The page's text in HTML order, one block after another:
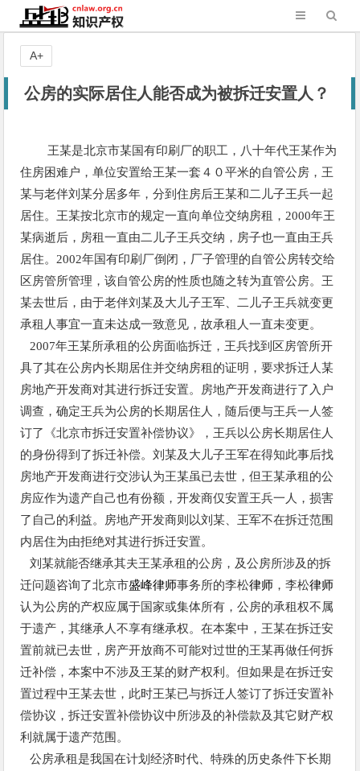
公房的实际居住人能否成为被拆迁安置人？
王某是北京市某国有印刷厂的职工，八十年代王某作为
住房困难户，单位安置给王某一套４０平米的自管公房，王
某与老伴刘某分居多年，分到住房后王某和二儿子王兵一起
居住。王某按北京市的规定一直向单位交纳房租，2000年王
某病逝后，房租一直由二儿子王兵交纳，房子也一直由王兵
居住。2002年国有印刷厂倒闭，厂子管理的自管公房转交给
区房管所管理，该自管公房的性质也随之转为直管公房。王
某去世后，由于老伴刘某及大儿子王军、二儿子王兵就变更
承租人事宜一直未达成一致意见，故承租人一直未变更。
2007年王某所承租的公房面临拆迁，王兵找到区房管所开
具了其在公房内长期居住并交纳房租的证明，要求拆迁人某
房地产开发商对其进行拆迁安置。房地产开发商进行了入户
调查，确定王兵为公房的长期居住人，随后便与王兵一人签
订了《北京市拆迁安置补偿协议》，王兵以公房长期居住人
的身份得到了拆迁补偿。刘某及大儿子王军在得知此事后找
房地产开发商进行交涉认为王某虽已去世，但王某承租的公
房应作为遗产自己也有份额，开发商仅安置王兵一人，损害
了自己的利益。房地产开发商则以刘某、王军不在拆迁范围
内居住为由拒绝对其进行拆迁安置。
刘某就能否继承其夫王某承租的公房，及公房所涉及的拆
迁问题咨询了北京市盛峰律师事务所的李松律师 ，李松律师
认为公房的产权应属于国家或集体所有，公房的承租权不属
于遗产，其继承人不享有继承权。在本案中，王某在拆迁安
置前就已去世，房产开放商不可能对过世的王某再做任何拆
迁补偿，本案中不涉及王某的财产权利。但如果是在拆迁安
置过程中王某去世，此时王某已与拆迁人签订了拆迁安置补
偿协议，拆迁安置补偿协议中所涉及的补偿款及其它财产权
利就属于遗产范围。
公房承租是我国在计划经济时代、特殊的历史条件下长期
A+